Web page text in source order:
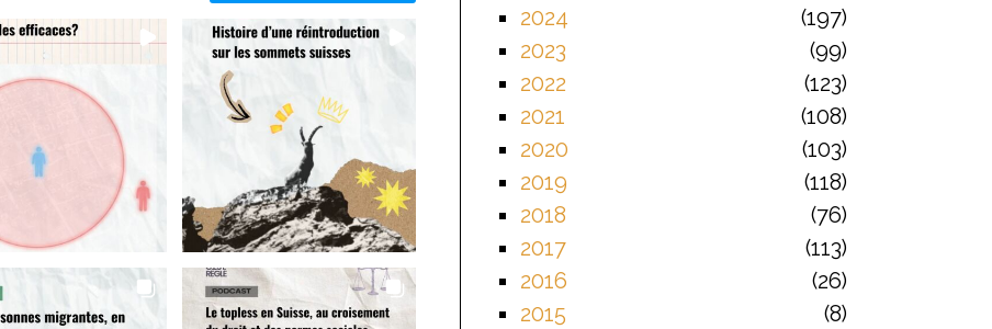
2024
197
2023
99
2022
123
2021
108
2020
103
2019
118
2018
76
2017
113
2016
26
2015
8